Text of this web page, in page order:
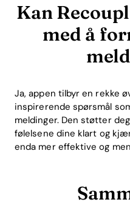
Kan
med å
Ja, appen tilbyr en rekke
inspirerende spørsmål
meldinger. Den støtter
følelsene dine klart og
enda mer effektive og